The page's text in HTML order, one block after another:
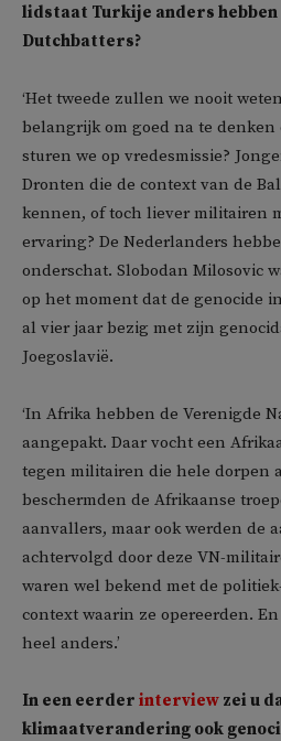
lidstaat Turkije anders
Dutchbatters?
‘Het tweede zullen we nooit
belangrijk om goed na te denken
sturen we op vredesmissie?
Dronten die de context van de
kennen, of toch liever militairen
ervaring? De Nederlanders
onderschat. Slobodan Milosovic
op het moment dat de genocide
al vier jaar bezig met zijn
Joegoslavië.
‘In Afrika hebben de Verenigde
aangepakt. Daar vocht een
tegen militairen die hele dorpen
beschermden de Afrikaanse
aanvallers, maar ook werden de
achtervolgd door deze VN-
waren wel bekend met de
context waarin ze opereerden.
heel anders.’
In een eerder interview zei u
klimaatverandering ook